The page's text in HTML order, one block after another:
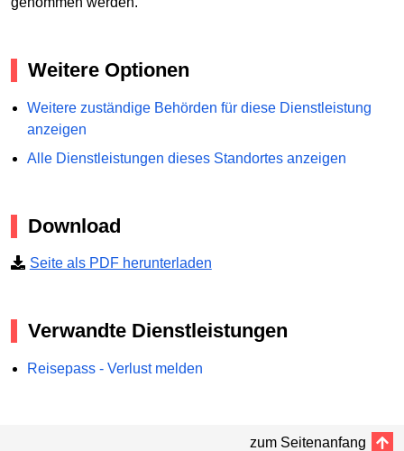
Weitere Optionen
Weitere zuständige Behörden für diese Dienstleistung
anzeigen
Alle Dienstleistungen dieses Standortes anzeigen
Download
Seite als PDF herunterladen
Verwandte Dienstleistungen
Reisepass - Verlust melden
zum Seitenanfang